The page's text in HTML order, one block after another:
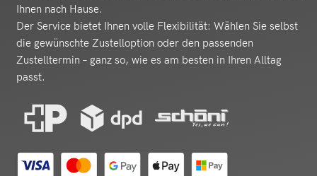
Ihnen nach Hause.
Der Service bietet Ihnen volle Flexibilität: Wählen Sie selbst
die gewünschte Zustelloption oder den passenden
Zustelltermin – ganz so, wie es am besten in Ihren Alltag
passt.